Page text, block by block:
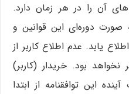
آن را در هر زمان دارد.
دوره‌ای این قوانین و
یابد. عدم اطلاع کاربر از
نخواهد بود. خریدار (کاربر)
این توافقنامه از ابتدا